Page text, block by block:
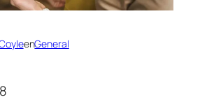
enGeneral